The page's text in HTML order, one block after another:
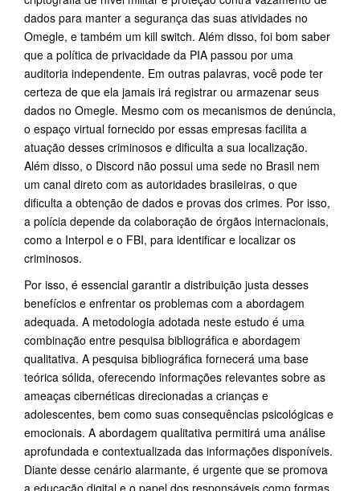
dados para manter a segurança das suas atividades no
Omegle, e também um kill switch. Além disso, foi bom saber
que a política de privacidade da PIA passou por uma
auditoria independente. Em outras palavras, você pode ter
certeza de que ela jamais irá registrar ou armazenar seus
dados no Omegle. Mesmo com os mecanismos de denúncia,
o espaço virtual fornecido por essas empresas facilita a
atuação desses criminosos e dificulta a sua localização.
Além disso, o Discord não possui uma sede no Brasil nem
um canal direto com as autoridades brasileiras, o que
dificulta a obtenção de dados e provas dos crimes. Por isso,
a polícia depende da colaboração de órgãos internacionais,
como a Interpol e o FBI, para identificar e localizar os
criminosos.
Por isso, é essencial garantir a distribuição justa desses
benefícios e enfrentar os problemas com a abordagem
adequada. A metodologia adotada neste estudo é uma
combinação entre pesquisa bibliográfica e abordagem
qualitativa. A pesquisa bibliográfica fornecerá uma base
teórica sólida, oferecendo informações relevantes sobre as
ameaças cibernéticas direcionadas a crianças e
adolescentes, bem como suas consequências psicológicas e
emocionais. A abordagem qualitativa permitirá uma análise
aprofundada e contextualizada das informações disponíveis.
Diante desse cenário alarmante, é urgente que se promova
a educação digital e o papel dos responsáveis como formas